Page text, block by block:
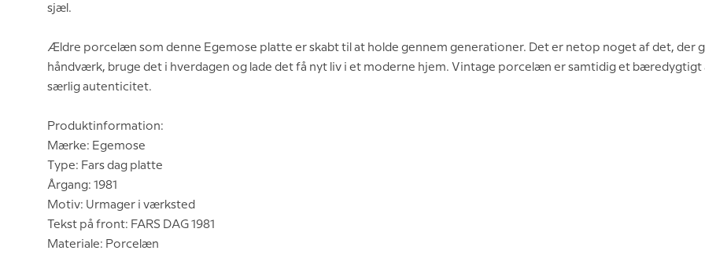
sjæl.
Ældre porcelæn som denne Egemose platte er skabt til at holde gennem generationer. Det er netop noget af det, der
håndværk, bruge det i hverdagen og lade det få nyt liv i et moderne hjem. Vintage porcelæn er samtidig et
særlig autenticitet.
Produktinformation:
Mærke: Egemose
Type: Fars dag platte
Årgang: 1981
Motiv: Urmager i værksted
Tekst på front: FARS DAG 1981
Materiale: Porcelæn